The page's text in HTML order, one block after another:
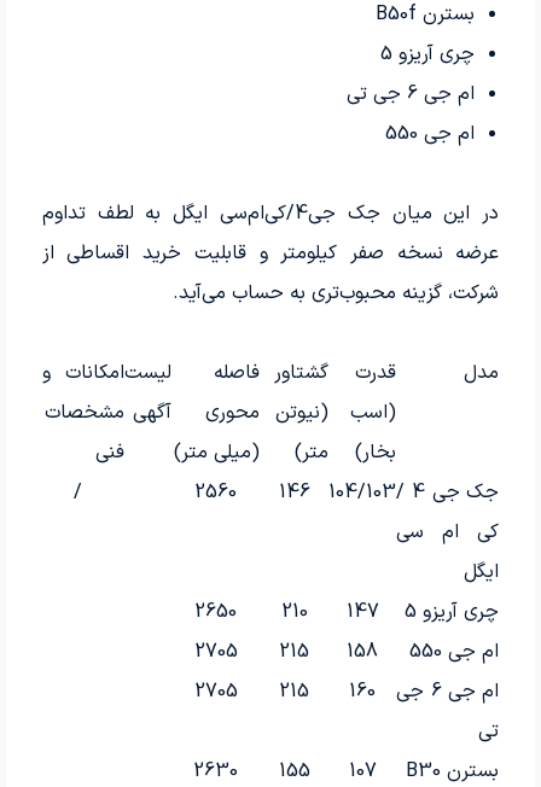
بسترن B50f
چری آریزو 5
ام جی 6 جی تی
ام جی 550
در این میان جک جی4/کی‌ام‌سی ایگل به لطف تداوم
عرضه نسخه صفر کیلومتر و قابلیت خرید اقساطی از
شرکت، گزینه محبوب‌تری به حساب می‌آید.
مدل
قدرت
(اسب
بخار)
گشتاور
(نیوتن
متر)
فاصله
محوری
(میلی متر)
لیست
آگهی
امکانات و
مشخصات
فنی
جک جی 4 /
کی ام سی
ایگل
104/103
146
2560
/
چری آریزو 5 147
210
2650
ام جی 550
158
215
2705
ام جی 6 جی
تی
160
215
2705
بسترن B30 107
155
2630